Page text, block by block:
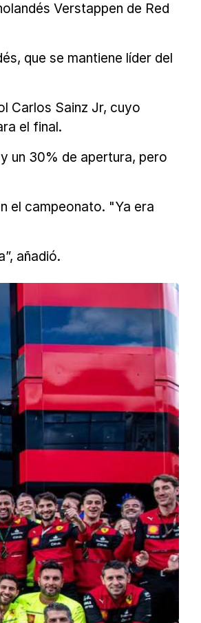
Verstappen de Red
que se mantiene líder del
Carlos Sainz Jr, cuyo
el final.
un 30% de apertura, pero
el campeonato. "Ya era
añadió.